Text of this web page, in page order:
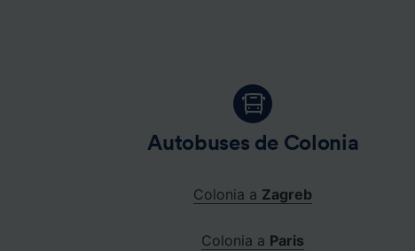
Autobuses de Colonia
Colonia a Zagreb
Colonia a Paris